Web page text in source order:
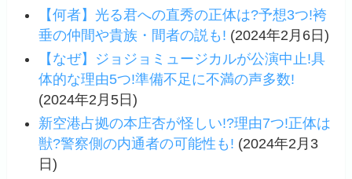
【何者】光る君への直秀の正体は?予想3つ!袴
垂の仲間や貴族・間者の説も! (2024年2月6日)
【なぜ】ジョジョミュージカルが公演中止!具
体的な理由5つ!準備不足に不満の声多数!
(2024年2月5日)
新空港占拠の本庄杏が怪しい!?理由7つ!正体は
獣?警察側の内通者の可能性も! (2024年2月3
日)